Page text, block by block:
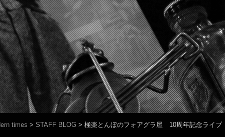
times > STAFF BLOG > 極楽とんぼのフォアグラ屋 10周年記念ライブ